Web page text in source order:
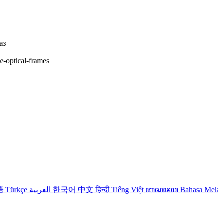
optical-frames
Türkçe 한국어 中文हिन्दी Tiếng Việt ꦧꦱꦗꦮ Bahasa